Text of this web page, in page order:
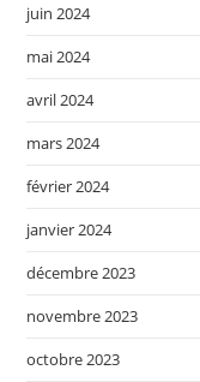
juin 2024
mai 2024
avril 2024
mars 2024
février 2024
janvier 2024
décembre 2023
novembre 2023
octobre 2023